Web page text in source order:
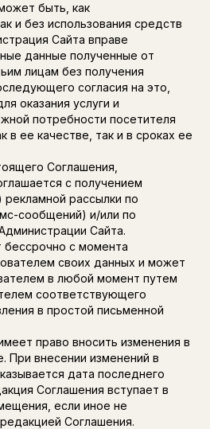
быть, как
и без использования средств
Сайта вправе
данные полученные от
лицам без получения
согласия на это,
оказания услуги и
потребности посетителя
в ее качестве, так и в сроках ее
Соглашения,
с получением
рассылки по
сообщений) и/или по
Сайта.
бессрочно с момента
своих данных и может
в любой момент путем
соответствующего
в простой письменной
право вносить изменения в
При внесении изменений в
дата последнего
Соглашения вступает в
если иное не
Соглашения.
КБЖУ